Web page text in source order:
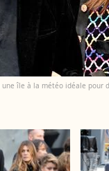
île à la météo idéale pour